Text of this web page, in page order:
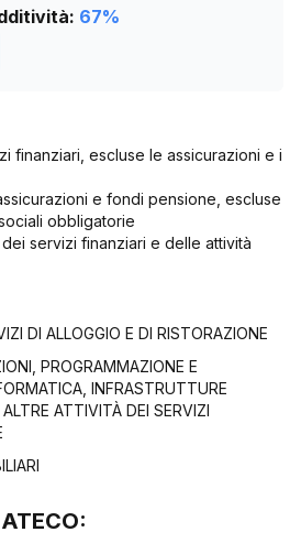
67%
finanziari, escluse le assicurazioni e i
e fondi pensione, escluse
obbligatorie
servizi finanziari e delle attività
DI ALLOGGIO E DI RISTORAZIONE
PROGRAMMAZIONE E
INFRASTRUTTURE
ATTIVITÀ DEI SERVIZI